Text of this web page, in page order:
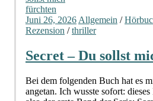
Juni 26, 2026 Allgemein /
Rezension /thriller
Secret – Du sollst
Bei dem folgenden Buch hat es
angetan. Ich wusste sofort: